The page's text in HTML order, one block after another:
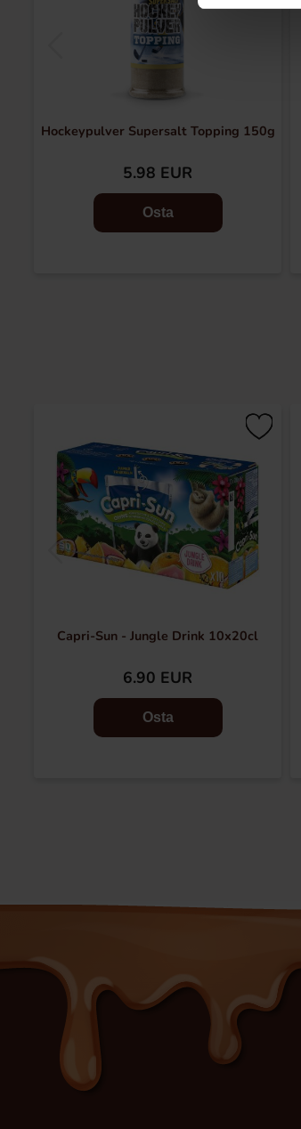
Hockeypulver Supersalt Topping 150g
5.98 EUR
Osta
Capri-Sun - Jungle Drink 10x20cl
6.90 EUR
Osta